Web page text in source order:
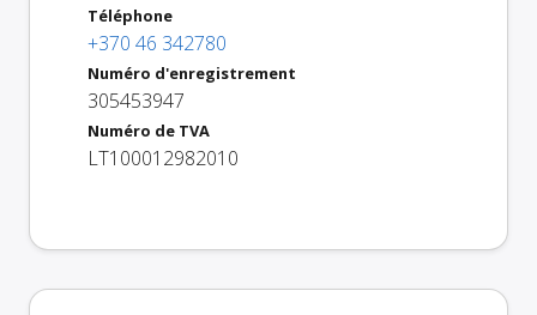
Téléphone
+370 46 342780
Numéro d'enregistrement
305453947
Numéro de TVA
LT100012982010